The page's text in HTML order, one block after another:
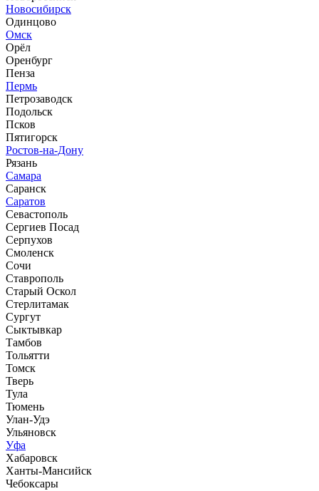
Новосибирск
Одинцово
Омск
Орёл
Оренбург
Пенза
Пермь
Петрозаводск
Подольск
Псков
Пятигорск
Ростов-на-Дону
Рязань
Самара
Саранск
Саратов
Севастополь
Сергиев Посад
Серпухов
Смоленск
Сочи
Ставрополь
Старый Оскол
Стерлитамак
Сургут
Сыктывкар
Тамбов
Тольятти
Томск
Тверь
Тула
Тюмень
Улан-Удэ
Ульяновск
Уфа
Хабаровск
Ханты-Мансийск
Чебоксары